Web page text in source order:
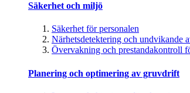
Säkerhet och miljö
Säkerhet för personalen
Närhetsdetektering och undvikande
Övervakning och prestandakontroll
Planering och optimering av gruvdrift